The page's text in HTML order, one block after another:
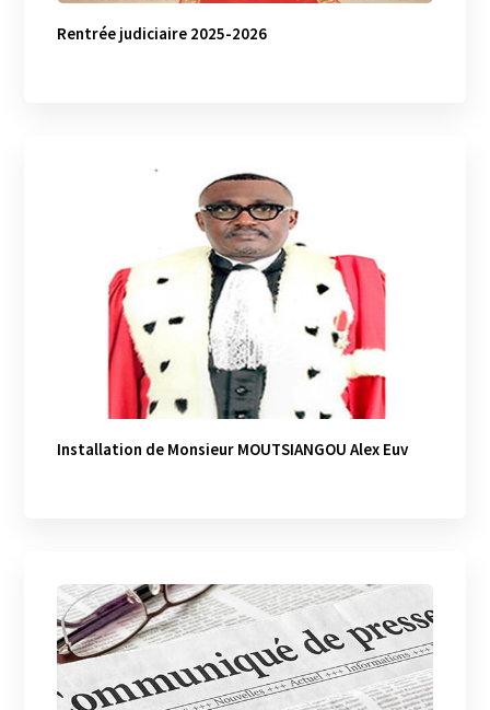
Rentrée judiciaire 2025-2026
Installation de Monsieur MOUTSIANGOU Alex Euv